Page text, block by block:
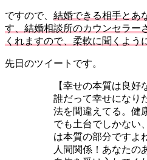
ですので、 結婚できる相手とあ
す、結婚相談所のカウンセラー
くれますので、柔軟に聞くよう
先日のツイートです。
【幸せの本質は良好
誰だって幸せになり
法を間違えてる。健
でも土台でしかない
は本質の部分ですよ
人間関係！あなたの